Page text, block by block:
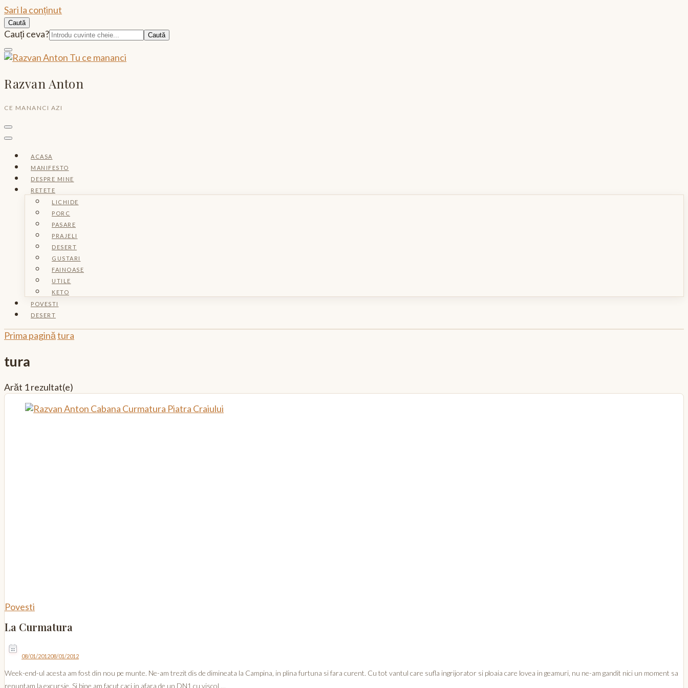
Sari la conținut
Caută
Caută:
Cauți ceva?
Razvan Anton
CE MANANCI AZI
ACASA
MANIFESTO
DESPRE MINE
RETETE
LICHIDE
PORC
PASARE
PRAJELI
DESERT
GUSTARI
FAINOASE
UTILE
KETO
POVESTI
DESERT
Prima paginătura
tura
Arăt 1 rezultat(e)
Povesti
La Curmatura
08/01/201208/01/2012
Week-end-ul acesta am fost din nou pe munte. Ne-am trezit dis de dimineata la Campina, in plina furtuna si fara curent. Cu tot vantul care sufla ingrijorator si ploaia care lovea in geamuri, nu ne-am gandit nici un moment sa
renuntam la excursie. Si bine am facut caci in afara de un DN1 cu viscol …